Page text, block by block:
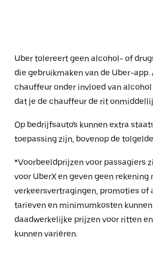
Uber tolereert geen alcohol- of
die gebruikmaken van de Uber-app.
chauffeur onder invloed van
dat je de chauffeur de rit
Op bedrijfsauto's kunnen extra
toepassing zijn, bovenop de
*Voorbeeldprijzen voor passagiers
voor UberX en geven geen
verkeersvertragingen, promoties of
tarieven en minimumkosten
daadwerkelijke prijzen voor ritten
kunnen variëren.